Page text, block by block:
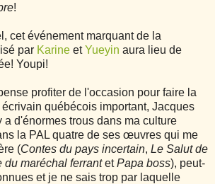
!
cet événement marquant de la
par Karine etYueyin aura lieu de
Youpi!
profiter de l'occasion pour faire la
québécois important, Jacques
d'énormes trous dans ma culture
la PAL quatre de ses œuvres qui me
(Contes du pays incertain, Le Salut de
du maréchal ferrantetPapa boss), peut-
et je ne sais trop par laquelle